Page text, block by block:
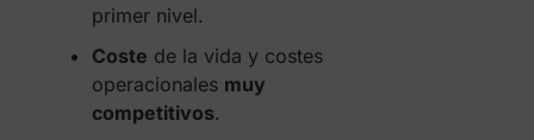
primer nivel.
Coste de la vida y costes
operacionales muy
competitivos.